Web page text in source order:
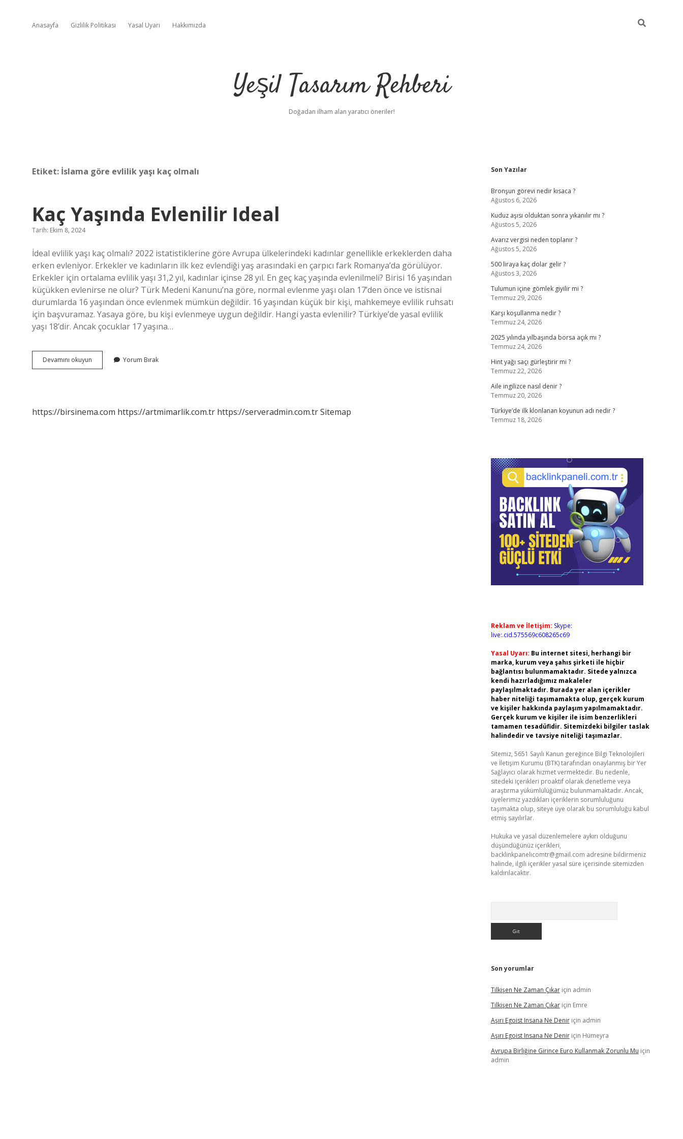
Anasayfa Gizlilik Politikası Yasal Uyarı Hakkımızda
Yeşil Tasarım Rehberi
Doğadan ilham alan yaratıcı öneriler!
Etiket: İslama göre evlilik yaşı kaç olmalı
Kaç Yaşında Evlenilir Ideal
Tarih: Ekim 8, 2024
İdeal evlilik yaşı kaç olmalı? 2022 istatistiklerine göre Avrupa ülkelerindeki kadınlar genellikle erkeklerden daha
erken evleniyor. Erkekler ve kadınların ilk kez evlendiği yaş arasındaki en çarpıcı fark Romanya’da görülüyor.
Erkekler için ortalama evlilik yaşı 31,2 yıl, kadınlar içinse 28 yıl. En geç kaç yaşında evlenilmeli? Birisi 16 yaşından
küçükken evlenirse ne olur? Türk Medeni Kanunu’na göre, normal evlenme yaşı olan 17’den önce ve istisnai
durumlarda 16 yaşından önce evlenmek mümkün değildir. 16 yaşından küçük bir kişi, mahkemeye evlilik ruhsatı
için başvuramaz. Yasaya göre, bu kişi evlenmeye uygun değildir. Hangi yasta evlenilir? Türkiye’de yasal evlilik
yaşı 18’dir. Ancak çocuklar 17 yaşına…
Devamını okuyun
Yaşında
Yorum Bırak
https://birsinema.com https://artmimarlik.com.tr https://serveradmin.com.trSitemap
Sidebar
Son Yazılar
Bronşun görevi nedir kısaca ?
Ağustos 6, 2026
Kuduz aşısı olduktan sonra yıkanılır mı ?
Ağustos 5, 2026
Avarız vergisi neden toplanır ?
Ağustos 5, 2026
500 liraya kaç dolar gelir ?
Ağustos 3, 2026
Tulumun içine gömlek giyilir mi ?
Temmuz 29, 2026
Karşı koşullanma nedir ?
Temmuz 24, 2026
2025 yılında yılbaşında borsa açık mı ?
Temmuz 24, 2026
Hint yağı saçı gürleştirir mi ?
Temmuz 22, 2026
Aile ingilizce nasıl denir ?
Temmuz 20, 2026
Türkiye’de ilk klonlanan koyunun adı nedir ?
Temmuz 18, 2026
Reklam ve İletişim: Skype:
live:.cid.575569c608265c69
Yasal Uyarı: Bu internet sitesi, herhangi bir
marka, kurum veya şahıs şirketi ile hiçbir
bağlantısı bulunmamaktadır. Sitede yalnızca
kendi hazırladığımız makaleler
paylaşılmaktadır. Burada yer alan içerikler
haber niteliği taşımamakta olup, gerçek kurum
ve kişiler hakkında paylaşım yapılmamaktadır.
Gerçek kurum ve kişiler ile isim benzerlikleri
tamamen tesadüfidir. Sitemizdeki bilgiler taslak
halindedir ve tavsiye niteliği taşımazlar.
Sitemiz, 5651 Sayılı Kanun gereğince Bilgi Teknolojileri
ve İletişim Kurumu (BTK) tarafından onaylanmış bir Yer
Sağlayıcı olarak hizmet vermektedir. Bu nedenle,
sitedeki içerikleri proaktif olarak denetleme veya
araştırma yükümlülüğümüz bulunmamaktadır. Ancak,
üyelerimiz yazdıkları içeriklerin sorumluluğunu
taşımakta olup, siteye üye olarak bu sorumluluğu kabul
etmiş sayılırlar.
Hukuka ve yasal düzenlemelere aykırı olduğunu
düşündüğünüz içerikleri,
backlinkpanelicomtr@gmail.com adresine bildirmeniz
halinde, ilgili içerikler yasal süre içerisinde sitemizden
kaldırılacaktır.
Son yorumlar
Tilkişen Ne Zaman Çıkariçin admin
Tilkişen Ne Zaman Çıkariçin Emre
Aşırı Egoist Insana Ne Deniriçin admin
Aşırı Egoist Insana Ne Deniriçin Hümeyra
Avrupa Birliğine Girince Euro Kullanmak Zorunlu Mu için
admin